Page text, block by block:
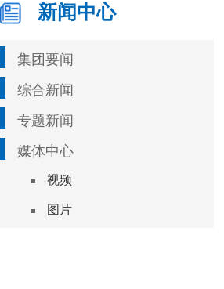
新闻中心
集团要闻
综合新闻
专题新闻
媒体中心
视频
图片